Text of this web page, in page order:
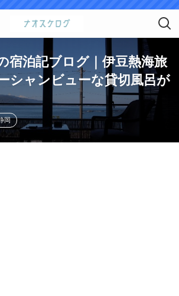
宿泊記ブログ｜伊豆熱海旅
シャンビューな貸切風呂が
岡